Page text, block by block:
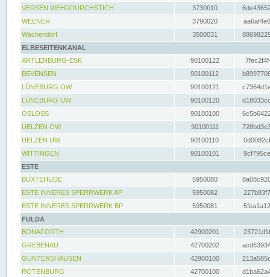
VERSEN WEHRDURCHSTICH
3730010
WEENER
3790020
Wachendorf
3500031
ELBESEITENKANAL
ARTLENBURG-ESK
90100122
BEVENSEN
90100112
LÜNEBURG OW
90100121
LÜNEBURG UW
90100120
OSLOSS
90100100
UELZEN OW
90100111
UELZEN UW
90100110
WITTINGEN
90100101
ESTE
BUXTEHUDE
5950080
ESTE INNERES SPERRWERK AP
5950082
ESTE INNERES SPERRWERK BP
5950081
FULDA
BONAFORTH
42900201
GREBENAU
42700202
GUNTERSHAUSEN
42900100
ROTENBURG
42700100